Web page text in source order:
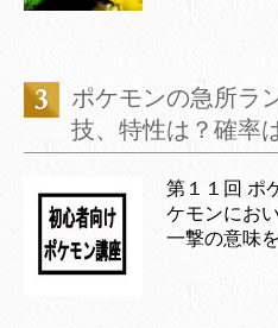
ポケモンの急所ラ
技、特性は？確率
第１１回 ポ
ケモンにお
一撃の意味